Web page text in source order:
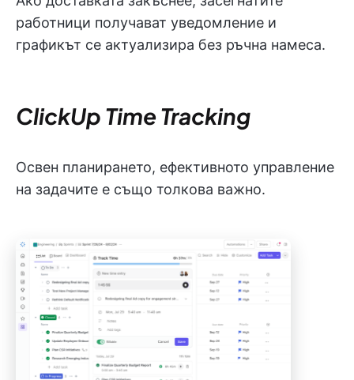
работници получават уведомление и
графикът се актуализира без ръчна намеса.
ClickUp Time Tracking
Освен планирането, ефективното управление
на задачите е също толкова важно.